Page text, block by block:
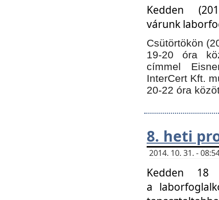
Kedden
várunk
Csütörtökön
19-20 óra
címmel
InterCert Kft.
20-22 óra
8. heti
2014. 10. 31. -
Kedden 18
a